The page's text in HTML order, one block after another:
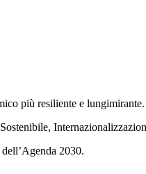
più resiliente e lungimirante.
2030.